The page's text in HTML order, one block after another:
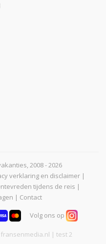
2008 - 2026
verklaring en disclaimer |
tijdens de reis |
| Contact
Volg ons op
fransenmedia.nl | test 2